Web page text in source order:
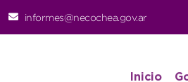
informes@necochea.gov.ar
Inicio